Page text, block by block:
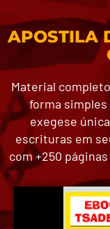
APOSTILA
Material
forma simples
exegese
escrituras em
com +250